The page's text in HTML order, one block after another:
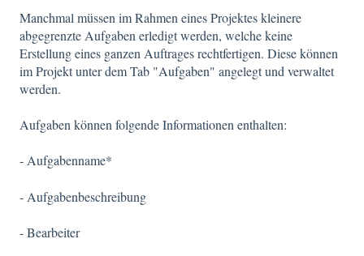
Manchmal müssen im Rahmen eines Projektes kleinere
abgegrenzte Aufgaben erledigt werden, welche keine
Erstellung eines ganzen Auftrages rechtfertigen. Diese können
im Projekt unter dem Tab "Aufgaben" angelegt und verwaltet
werden.
Aufgaben können folgende Informationen enthalten:
- Aufgabenname*
- Aufgabenbeschreibung
- Bearbeiter